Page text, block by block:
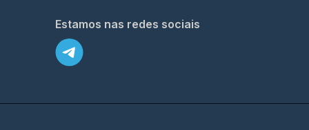
Estamos nas redes sociais